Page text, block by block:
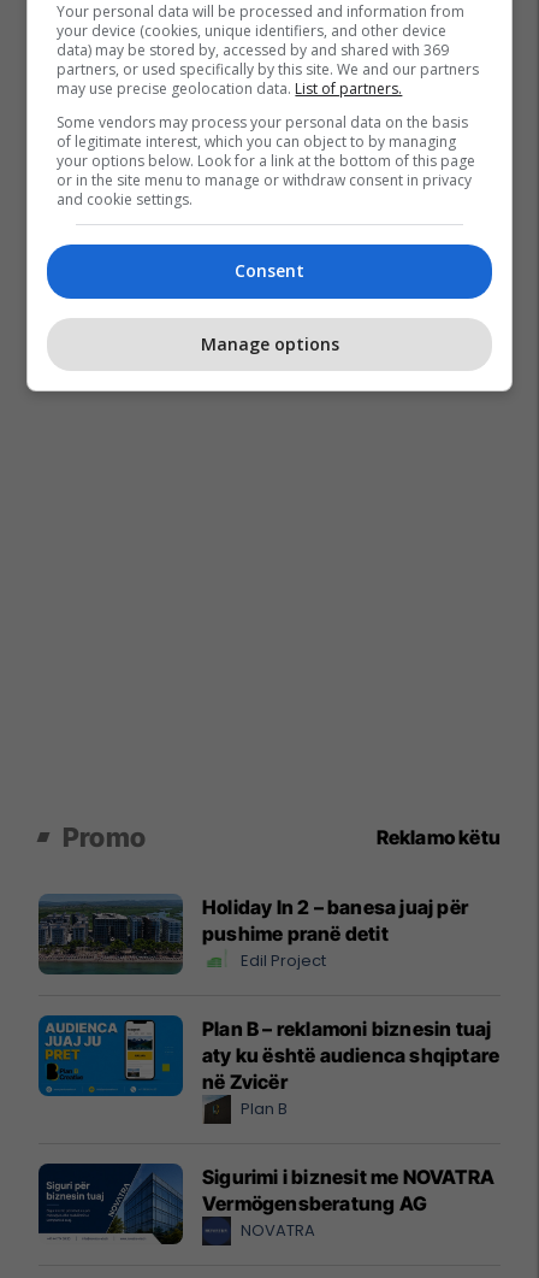
Shba Pasaporta Amerikane
Promo Reklamo këtu
Holiday In 2 – banesa juaj për
pushime pranë detit
Edil Project
Plan B – reklamoni biznesin tuaj
aty ku është audienca shqiptare
në Zvicër
Plan B
Sigurimi i biznesit me NOVATRA
Vermögensberatung AG
NOVATRA
Your personal data will be processed and information from
your device (cookies, unique identifiers, and other device
data) may be stored by, accessed by and shared with 369
partners, or used specifically by this site. We and our partners
may use precise geolocation data. List of partners.
Some vendors may process your personal data on the basis
of legitimate interest, which you can object to by managing
your options below. Look for a link at the bottom of this page
or in the site menu to manage or withdraw consent in privacy
and cookie settings.
Consent
Manage options